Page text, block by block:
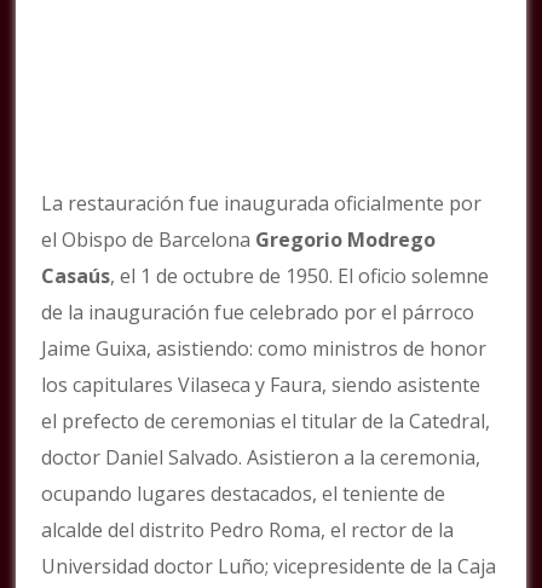
La restauración fue inaugurada oficialmente por
el Obispo de Barcelona Gregorio Modrego
Casaús, el 1 de octubre de 1950. El oficio solemne
de la inauguración fue celebrado por el párroco
Jaime Guixa, asistiendo: como ministros de honor
los capitulares Vilaseca y Faura, siendo asistente
el prefecto de ceremonias el titular de la Catedral,
doctor Daniel Salvado. Asistieron a la ceremonia,
ocupando lugares destacados, el teniente de
alcalde del distrito Pedro Roma, el rector de la
Universidad doctor Luño; vicepresidente de la Caja